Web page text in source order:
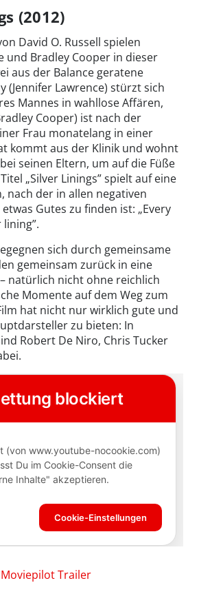
(2012)
David O. Russell spielen
und Bradley Cooper in dieser
aus der Balance geratene
(Jennifer Lawrence) stürzt sich
Mannes in wahllose Affären,
Cooper) ist nach der
Frau monatelang in einer
kommt aus der Klinik und wohnt
seinen Eltern, um auf die Füße
„Silver Linings” spielt auf eine
nach der in allen negativen
Gutes zu finden ist: „Every
sich durch gemeinsame
gemeinsam zurück in eine
natürlich nicht ohne reichlich
Momente auf dem Weg zum
hat nicht nur wirklich gute und
zu bieten: In
Robert De Niro, Chris Tucker
Moviepilot Trailer